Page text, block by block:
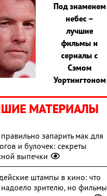
Под знаменем
небес –
лучшие
фильмы и
сериалы с
Сэмом
Уортингтоном
МАТЕРИАЛЫ
запарить мак для
и булочек: секреты
выпечки
штампы в кино: что
зрителю, но фильмы